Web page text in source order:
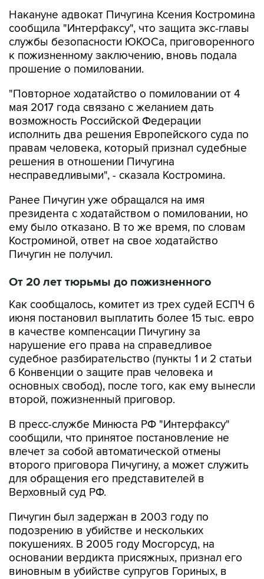
Накануне адвокат Пичугина Ксения Костромина
сообщила "Интерфаксу", что защита экс-главы
службы безопасности ЮКОСа, приговоренного
к пожизненному заключению, вновь подала
прошение о помиловании.
"Повторное ходатайство о помиловании от 4
мая 2017 года связано с желанием дать
возможность Российской Федерации
исполнить два решения Европейского суда по
правам человека, который признал судебные
решения в отношении Пичугина
несправедливыми", - сказала Костромина.
Ранее Пичугин уже обращался на имя
президента с ходатайством о помиловании, но
ему было отказано. В то же время, по словам
Костроминой, ответ на свое ходатайство
Пичугин не получил.
От 20 лет тюрьмы до пожизненного
Как сообщалось, комитет из трех судей ЕСПЧ 6
июня постановил выплатить более 15 тыс. евро
в качестве компенсации Пичугину за
нарушение его права на справедливое
судебное разбирательство (пункты 1 и 2 статьи
6 Конвенции о защите прав человека и
основных свобод), после того, как ему вынесли
второй, пожизненный приговор.
В пресс-службе Минюста РФ "Интерфаксу"
сообщили, что принятое постановление не
влечет за собой автоматической отмены
второго приговора Пичугину, а может служить
для обращения его представителей в
Верховный суд РФ.
Пичугин был задержан в 2003 году по
подозрению в убийстве и нескольких
покушениях. В 2005 году Мосгорсуд, на
основании вердикта присяжных, признал его
виновным в убийстве супругов Гориных, в